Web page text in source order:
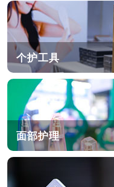
个护工具
面部护理